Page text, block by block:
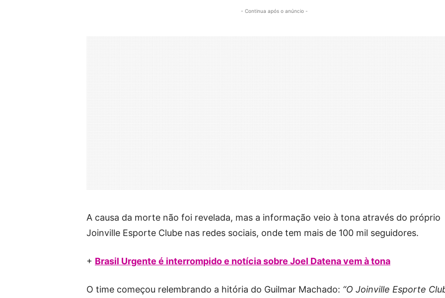
- Continua após o anúncio -
A causa da morte não foi revelada, mas a informação veio à tona através do próprio
Joinville Esporte Clube nas redes sociais, onde tem mais de 100 mil seguidores.
+ Brasil Urgente é interrompido e notícia sobre Joel Datena vem à tona
O time começou relembrando a hitória do Guilmar Machado: “O Joinville Esporte